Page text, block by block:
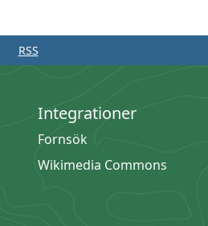
RSS
Integrationer
Fornsök
Wikimedia Commons